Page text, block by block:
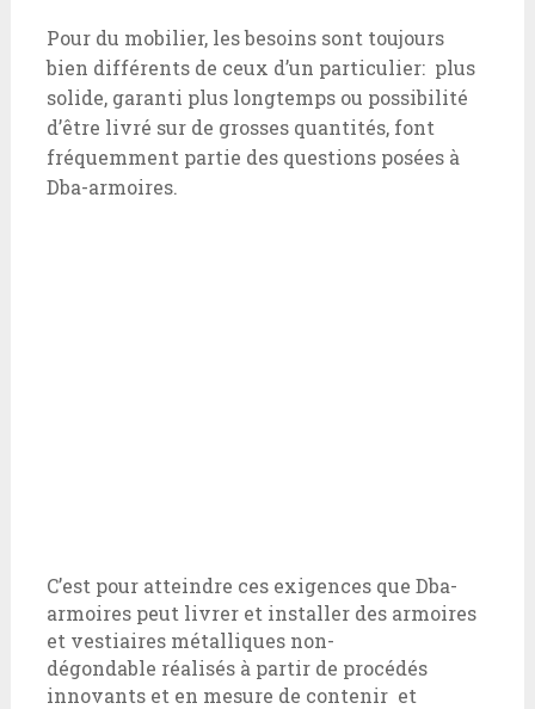
Pour du mobilier, les besoins sont toujours
bien différents de ceux d’un particulier: plus
solide, garanti plus longtemps ou possibilité
d’être livré sur de grosses quantités, font
fréquemment partie des questions posées à
Dba-armoires.
C’est pour atteindre ces exigences que Dba-
armoires peut livrer et installer des armoires
et vestiaires métalliques non-
dégondable réalisés à partir de procédés
innovants et en mesure de contenir et